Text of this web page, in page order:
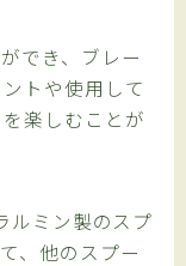
でき、ブレー
トや使用して
楽しむことが
ルミン製のスプ
、他のスプー